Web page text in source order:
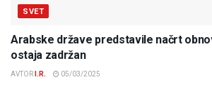
SVET
Arabske države predstavile načrt
ostaja zadržan
AVTOR I.R. 05/03/2025